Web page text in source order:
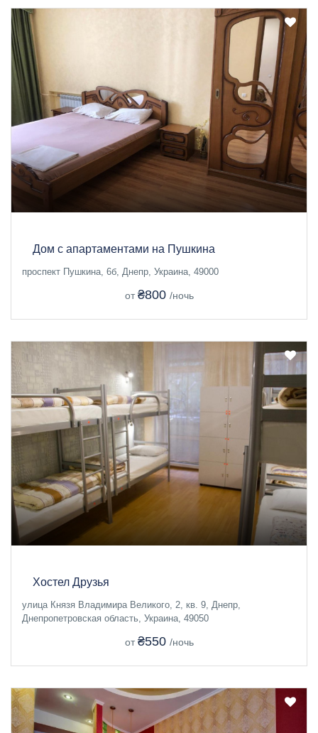
Дом с апартаментами на Пушкина
проспект Пушкина, 6б, Днепр, Украина, 49000
от ₴800 /ночь
Хостел Друзья
улица Князя Владимира Великого, 2, кв. 9, Днепр,
Днепропетровская область, Украина, 49050
от ₴550 /ночь